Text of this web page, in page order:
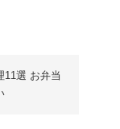
11選 お弁当